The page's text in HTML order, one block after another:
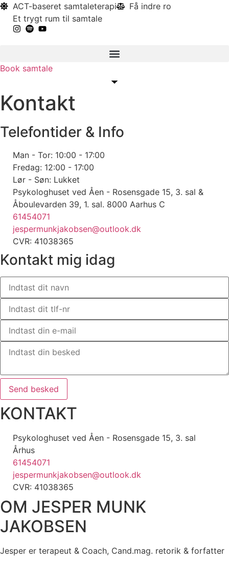
Videre
indhold
ACT-baseret samtaleterapi
Få indre ro
Et trygt rum til samtale
Book samtale
Kontakt
Telefontider & Info
Man - Tor: 10:00 - 17:00
Fredag: 12:00 - 17:00
Lør - Søn: Lukket
Psykologhuset ved Åen - Rosensgade 15, 3. sal &
Åboulevarden 39, 1. sal. 8000 Aarhus C
61454071
jespermunkjakobsen@outlook.dk
CVR: 41038365
Kontakt mig idag
Send besked
KONTAKT
Psykologhuset ved Åen - Rosensgade 15, 3. sal
Århus
61454071
jespermunkjakobsen@outlook.dk
CVR: 41038365
OM JESPER MUNK
JAKOBSEN
Jesper er terapeut & Coach, Cand.mag. retorik & forfatter